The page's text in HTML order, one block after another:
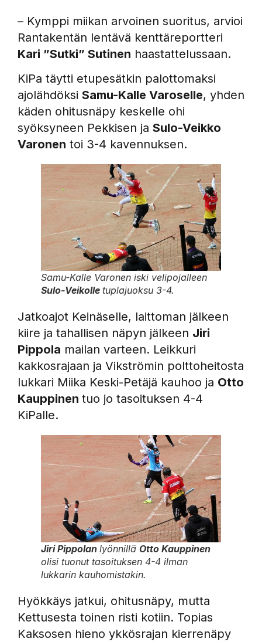
– Kymppi miikan arvoinen suoritus, arvioi
Rantakentän lentävä kenttäreportteri
Kari ”Sutki” Sutinen haastattelussaan.
KiPa täytti etupesätkin palottomaksi
ajolähdöksi Samu-Kalle Varoselle, yhden
käden ohitusnäpy keskelle ohi
syöksyneen Pekkisen ja Sulo-Veikko
Varonen toi 3-4 kavennuksen.
Samu-Kalle Varonen iski velipojalleen
Sulo-Veikolle tuplajuoksu 3-4.
Jatkoajot Keinäselle, laittoman jälkeen
kiire ja tahallisen näpyn jälkeen Jiri
Pippola mailan varteen. Leikkuri
kakkosrajaan ja Vikströmin polttoheitosta
lukkari Miika Keski-Petäjä kauhoo ja Otto
Kauppinen tuo jo tasoituksen 4-4
KiPalle.
Jiri Pippolan lyönnillä Otto Kauppinen
olisi tuonut tasoituksen 4-4 ilman
lukkarin kauhomistakin.
Hyökkäys jatkui, ohitusnäpy, mutta
Kettusesta toinen risti kotiin. Topias
Kaksosen hieno ykkösrajan kierrenäpy